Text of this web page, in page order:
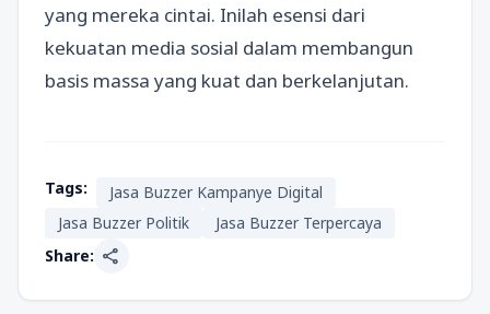
yang mereka cintai. Inilah esensi dari
kekuatan media sosial dalam membangun
basis massa yang kuat dan berkelanjutan.
Tags:
Jasa Buzzer Kampanye Digital
Jasa Buzzer Politik
Jasa Buzzer Terpercaya
Share: share